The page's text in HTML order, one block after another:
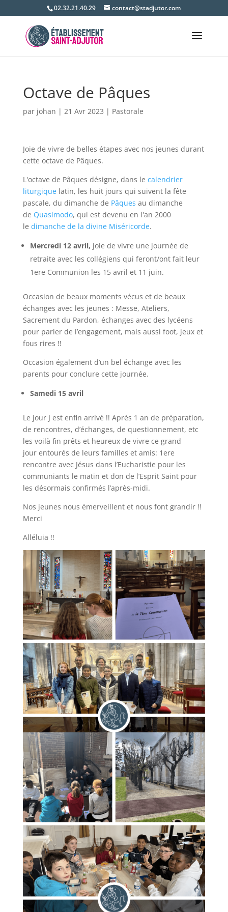
02.32.21.40.29 contact@stadjutor.com
Octave de Pâques
par johan | 21 Avr 2023 | Pastorale
Joie de vivre de belles étapes avec nos jeunes durant
cette octave de Pâques.
L'octave de Pâques désigne, dans le calendrier
liturgiquelatin, les huit jours qui suivent la fête
pascale, du dimanche de Pâques au dimanche
de Quasimodo, qui est devenu en l'an 2000
le dimanche de la divine Miséricorde.
Mercredi 12 avril, joie de vivre une journée de
retraite avec les collégiens qui feront/ont fait leur
1ere Communion les 15 avril et 11 juin.
Occasion de beaux moments vécus et de beaux
échanges avec les jeunes : Messe, Ateliers,
Sacrement du Pardon, échanges avec des lycéens
pour parler de l’engagement, mais aussi foot, jeux et
fous rires !!
Occasion également d’un bel échange avec les
parents pour conclure cette journée.
Samedi 15 avril
Le jour J est enfin arrivé !! Après 1 an de préparation,
de rencontres, d’échanges, de questionnement, etc
les voilà fin prêts et heureux de vivre ce grand
jour entourés de leurs familles et amis: 1ere
rencontre avec Jésus dans l’Eucharistie pour les
communiants le matin et don de l’Esprit Saint pour
les désormais confirmés l’après-midi.
Nos jeunes nous émerveillent et nous font grandir !!
Merci
Alléluia !!